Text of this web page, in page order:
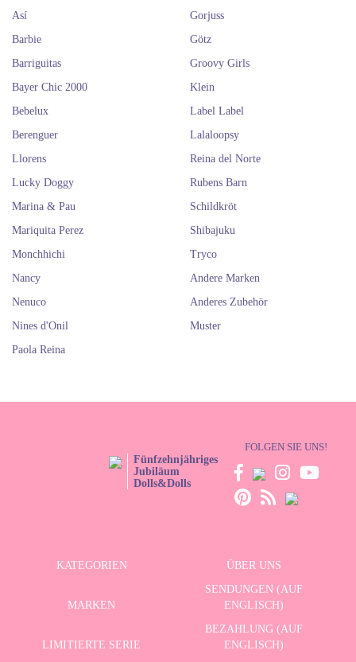
Así
Barbie
Barriguitas
Bayer Chic 2000
Bebelux
Berenguer
Gorjuss
Götz
Groovy Girls
Klein
Label Label
Lalaloopsy
Llorens
Lucky Doggy
Marina & Pau
Mariquita Perez
Monchhichi
Nancy
Nenuco
Nines d'Onil
Paola Reina
Reina del Norte
Rubens Barn
Schildkröt
Shibajuku
Tryco
Andere Marken
Anderes Zubehör
Muster
Fünfzehnjähriges
Jubiläum
Dolls&Dolls
FOLGEN SIE UNS!
KATEGORIEN ÜBER UNS
MARKEN
SENDUNGEN (AUF
ENGLISCH)
LIMITIERTE SERIE
BEZAHLUNG (AUF
ENGLISCH)